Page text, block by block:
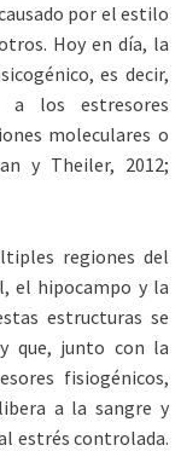
por el estilo
Hoy en día, la
es decir,
a los estresores
moleculares o
y Theiler, 2012;
regiones del
el hipocampo y la
estructuras se
que, junto con la
fisiogénicos,
a la sangre y
estrés controlada.